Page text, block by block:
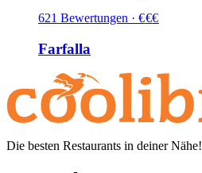
621 Bewertungen · €€€
Farfalla
Die besten Restaurants in deiner Nähe!